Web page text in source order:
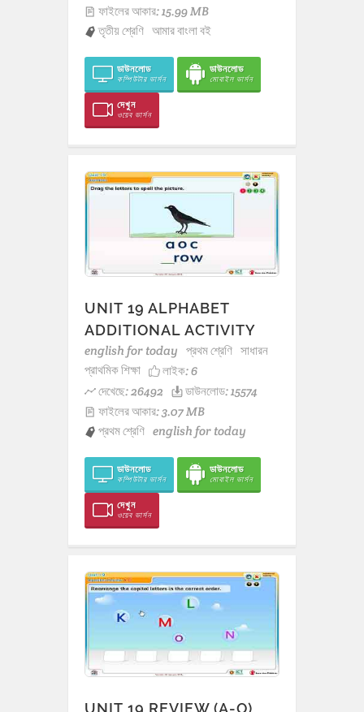
ফাইলের আকার: 15.99 MB
তৃতীয় শ্রেণি আমার বাংলা বই
ডাউনলোড
কম্পিউটার ভার্সন
ডাউনলোড
মোবাইল ভার্সন
দেখুন
ওয়েব ভার্সন
UNIT 19 ALPHABET
ADDITIONAL ACTIVITY
english for today প্রথম শ্রেণি সাধারন
প্রাথমিক শিক্ষা
লাইক:6
দেখেছে: 26492
ডাউনলোড: 15574
ফাইলের আকার: 3.07 MB
প্রথম শ্রেণি english for today
ডাউনলোড
কম্পিউটার ভার্সন
ডাউনলোড
মোবাইল ভার্সন
দেখুন
ওয়েব ভার্সন
UNIT 19 REVIEW (A-O)